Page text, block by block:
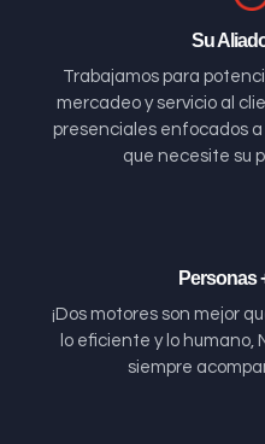
Su
Trabajamos para
mercadeo y servicio al
presenciales enfocados
que necesite su
Personas
¡Dos motores son mejor
lo eficiente y lo humano,
siempre